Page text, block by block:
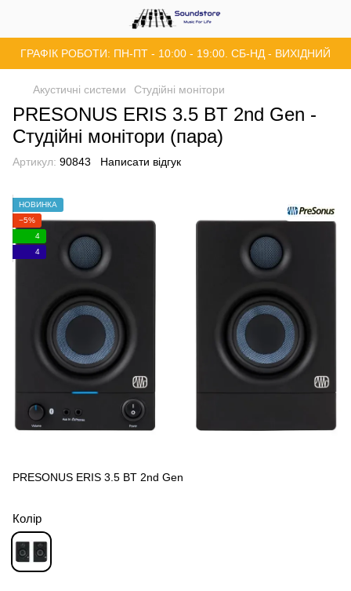
ГРАФІК РОБОТИ: ПН-ПТ - 10:00 - 19:00. СБ-НД - ВИХІДНИЙ
Акустичні системи Студійні монітори
PRESONUS ERIS 3.5 BT 2nd Gen -
Студійні монітори (пара)
Артикул: 90843 Написати відгук
НОВИНКА
−5%
4
4
PRESONUS ERIS 3.5 BT 2nd Gen
Колір